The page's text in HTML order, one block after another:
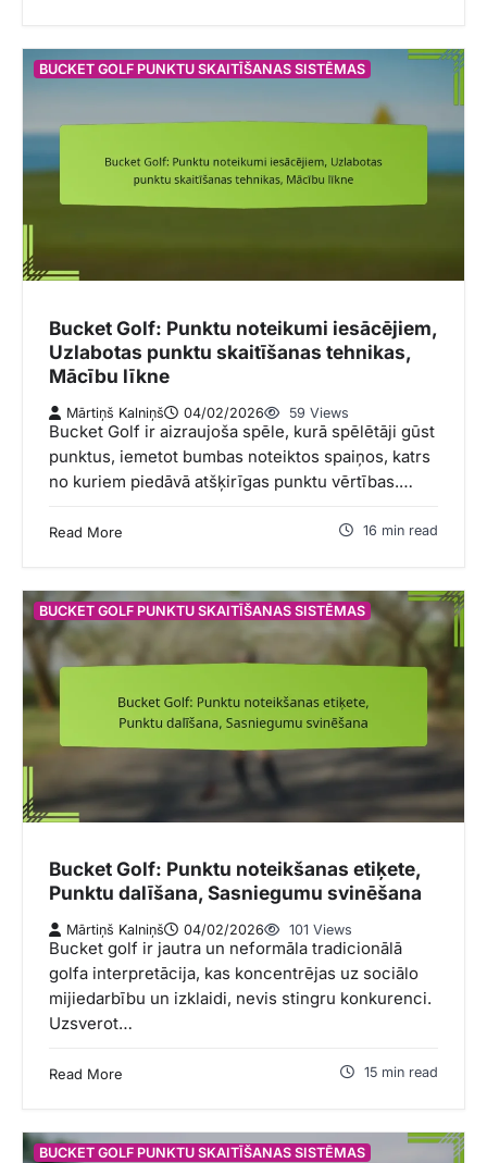
BUCKET GOLF PUNKTU SKAITĪŠANAS SISTĒMAS
Bucket Golf: Punktu noteikumi iesācējiem,
Uzlabotas punktu skaitīšanas tehnikas,
Mācību līkne
Mārtiņš Kalniņš 04/02/2026 59 Views
Bucket Golf ir aizraujoša spēle, kurā spēlētāji gūst
punktus, iemetot bumbas noteiktos spaiņos, katrs
no kuriem piedāvā atšķirīgas punktu vērtības.…
Read More 16 min read
BUCKET GOLF PUNKTU SKAITĪŠANAS SISTĒMAS
Bucket Golf: Punktu noteikšanas etiķete,
Punktu dalīšana, Sasniegumu svinēšana
Mārtiņš Kalniņš 04/02/2026 101 Views
Bucket golf ir jautra un neformāla tradicionālā
golfa interpretācija, kas koncentrējas uz sociālo
mijiedarbību un izklaidi, nevis stingru konkurenci.
Uzsverot…
Read More 15 min read
BUCKET GOLF PUNKTU SKAITĪŠANAS SISTĒMAS